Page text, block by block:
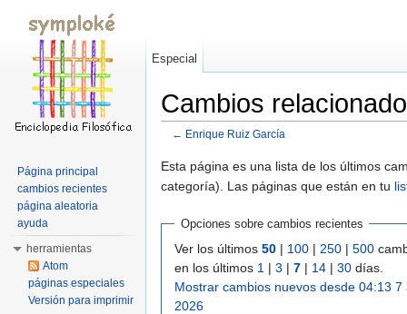
Cambios
← Enrique Ruiz García
Esta página es una lista de los últimos
categoría). Las páginas que están en tu
Opciones sobre cambios recientes
Ver los últimos 50 | 100 | 250 | 500
en los últimos 1 | 3 | 7 | 14 | 30 días.
Mostrar cambios nuevos desde 04:13 7
2026
Especial
Página principal
cambios recientes
página aleatoria
ayuda
herramientas
Atom
páginas especiales
Versión para imprimir